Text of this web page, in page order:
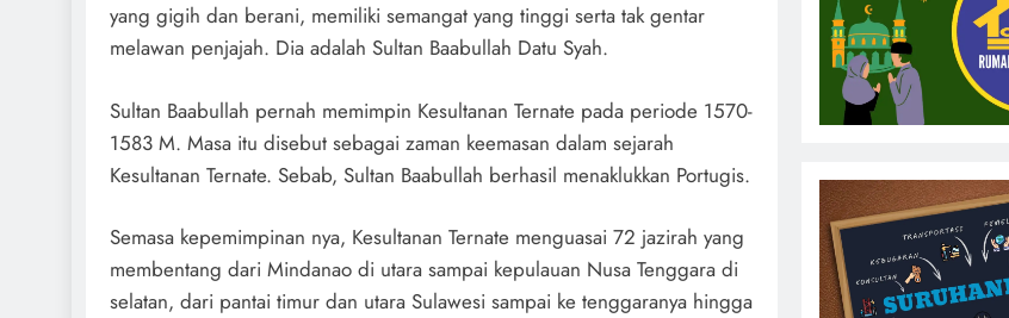
yang gigih dan berani, memiliki semangat yang tinggi serta tak gentar
melawan penjajah. Dia adalah Sultan Baabullah Datu Syah.
Sultan Baabullah pernah memimpin Kesultanan Ternate pada periode 1570-
1583 M. Masa itu disebut sebagai zaman keemasan dalam sejarah
Kesultanan Ternate. Sebab, Sultan Baabullah berhasil menaklukkan Portugis.
Semasa kepemimpinan nya, Kesultanan Ternate menguasai 72 jazirah yang
membentang dari Mindanao di utara sampai kepulauan Nusa Tenggara di
selatan, dari pantai timur dan utara Sulawesi sampai ke tenggaranya hingga